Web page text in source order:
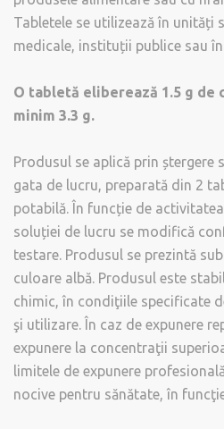
Tabletele se utilizează în unități
medicale, instituții publice sau
O tabletă eliberează 1.5 g de
minim 3.3 g.
Produsul se aplică prin ștergere
gata de lucru, preparată din 2
potabilă. În funcție de
soluției de lucru se modifică
testare. Produsul se prezintă
culoare albă. Produsul este
chimic, în condiţiile specificate
şi utilizare. În caz de expunere
expunere la concentraţii
limitele de expunere
nocive pentru sănătate, în